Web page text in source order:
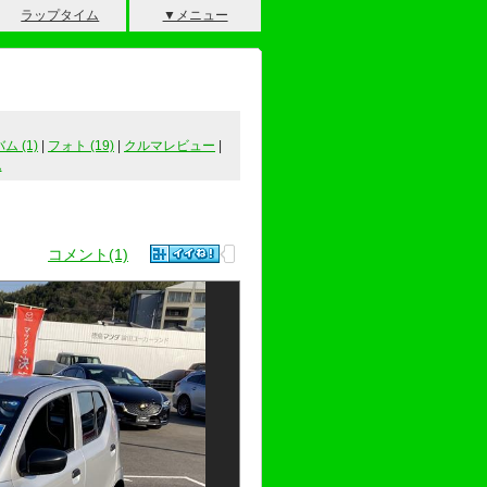
ラップタイム ▼メニュー
ム (1) フォト (19) クルマレビュー
コメント(1)